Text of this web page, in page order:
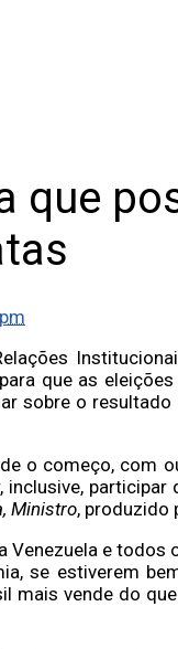
que
que as
sobre o
o começo, com
inclusive,
Ministro, produzido
Venezuela e
se estiverem
mais vende do